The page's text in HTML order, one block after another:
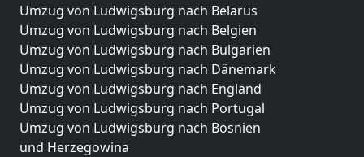
Umzug von Ludwigsburg nach Belarus
Umzug von Ludwigsburg nach Belgien
Umzug von Ludwigsburg nach Bulgarien
Umzug von Ludwigsburg nach Dänemark
Umzug von Ludwigsburg nach England
Umzug von Ludwigsburg nach Portugal
Umzug von Ludwigsburg nach Bosnien
und Herzegowina